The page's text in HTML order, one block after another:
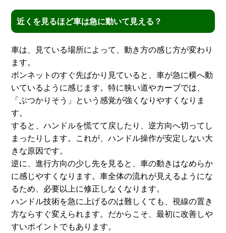
近くを見るほど車は急に動いて見える？
車は、見ている場所によって、動き方の感じ方が変わり
ます。
ボンネットのすぐ先ばかり見ていると、車が急に横へ動
いているように感じます。特に狭い道やカーブでは、
「ぶつかりそう」という感覚が強くなりやすくなりま
す。
すると、ハンドルを慌てて戻したり、逆方向へ切ってし
まったりします。これが、ハンドル操作が安定しない大
きな原因です。
逆に、進行方向の少し先を見ると、車の動きはなめらか
に感じやすくなります。車全体の流れが見えるようにな
るため、必要以上に修正しなくなります。
ハンドル技術を急に上げるのは難しくても、視線の置き
方ならすぐ変えられます。だからこそ、最初に改善しや
すいポイントでもあります。